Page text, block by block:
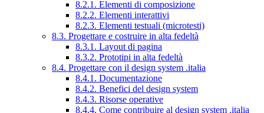
8.2.1. Elementi di composizione
8.2.2. Elementi interattivi
8.2.3. Elementi testuali (microtesti)
8.3. Progettare e costruire in alta fedeltà
8.3.1. Layout di pagina
8.3.2. Prototipi in alta fedeltà
8.4. Progettare con il design system .italia
8.4.1. Documentazione
8.4.2. Benefici del design system
8.4.3. Risorse operative
8.4.4. Come contribuire al design system .italia